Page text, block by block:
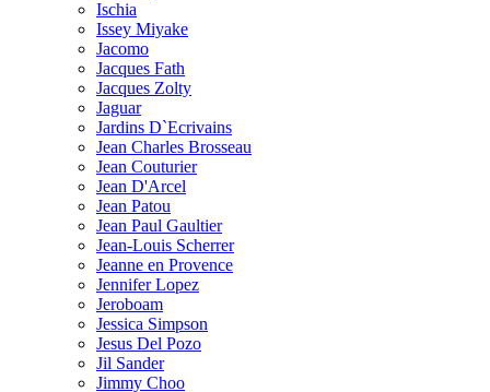
Ischia
Issey Miyake
Jacomo
Jacques Fath
Jacques Zolty
Jaguar
Jardins D`Ecrivains
Jean Charles Brosseau
Jean Couturier
Jean D'Arcel
Jean Patou
Jean Paul Gaultier
Jean-Louis Scherrer
Jeanne en Provence
Jennifer Lopez
Jeroboam
Jessica Simpson
Jesus Del Pozo
Jil Sander
Jimmy Choo